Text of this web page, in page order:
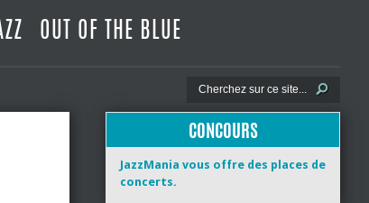
OUT OF THE BLUE
CONCOURS
JazzMania vous offre des places de
concerts.